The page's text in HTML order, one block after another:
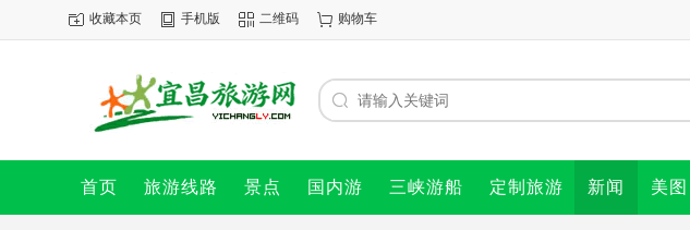
收藏本页 手机版 二维码 购物车
首页 旅游线路 景点 国内游 三峡游船 定制旅游 新闻 美图